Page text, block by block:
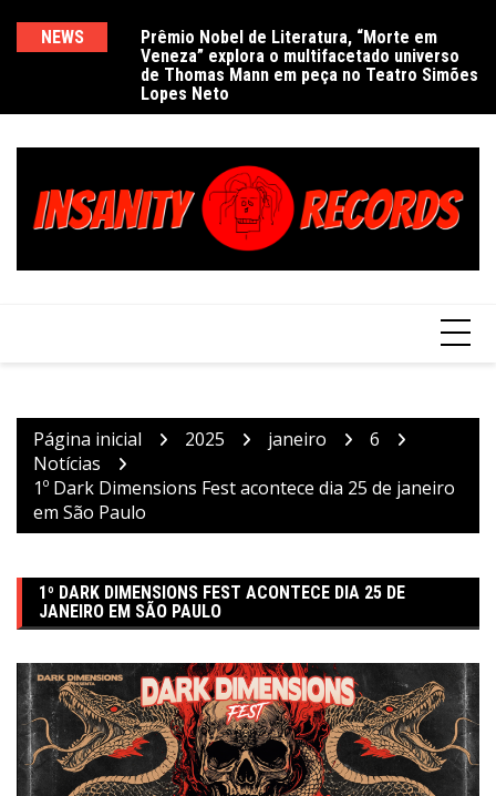
NEWS
“Morte em
universo
Delírios de Hamilton celebra 30 anos de
estrada com show no Gravador Pub
Página inicial 2025 janeiro
6
Notícias
1º Dark Dimensions Fest acontece dia 25 de janeiro
em São Paulo
1º DARK DIMENSIONS FEST ACONTECE DIA 25 DE
JANEIRO EM SÃO PAULO